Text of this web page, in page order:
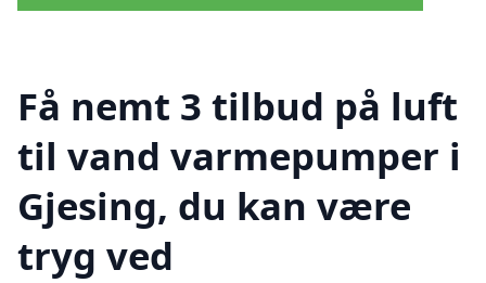
Få nemt 3 tilbud på luft
til vand varmepumper i
Gjesing, du kan være
tryg ved